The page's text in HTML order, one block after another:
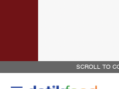
SCROLL TO